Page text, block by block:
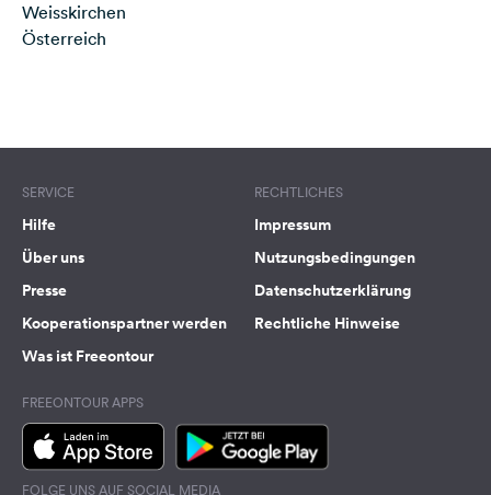
Weisskirchen
Österreich
SERVICE
Hilfe
Über uns
Presse
Kooperationspartner werden
Was ist Freeontour
RECHTLICHES
Impressum
Nutzungsbedingungen
Datenschutzerklärung
Rechtliche Hinweise
FREEONTOUR APPS
FOLGE UNS AUF SOCIAL MEDIA